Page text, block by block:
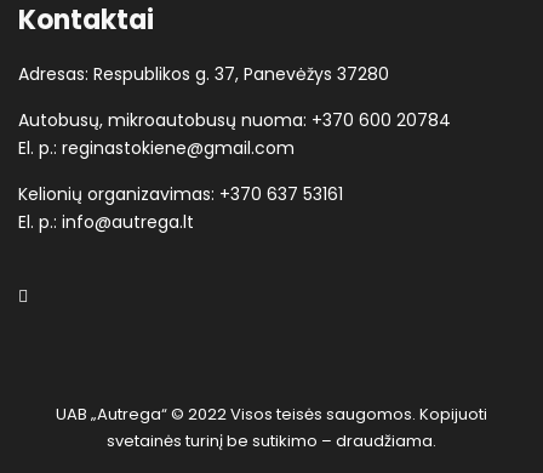
Kontaktai
Adresas: Respublikos g. 37, Panevėžys 37280
Autobusų, mikroautobusų nuoma: +370 600 20784
El. p.: reginastokiene@gmail.com
Kelionių organizavimas: +370 637 53161
El. p.: info@autrega.lt
UAB „Autrega“ © 2022 Visos teisės saugomos. Kopijuoti
svetainės turinį be sutikimo – draudžiama.